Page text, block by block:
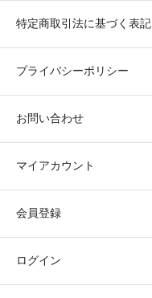
特定商取引法に基づく表記
プライバシーポリシー
お問い合わせ
マイアカウント
会員登録
ログイン